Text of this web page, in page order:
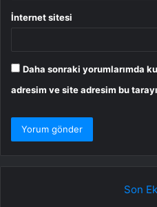
İnternet sitesi
Daha sonraki yorumlarımda
adresim ve site adresim bu
Son